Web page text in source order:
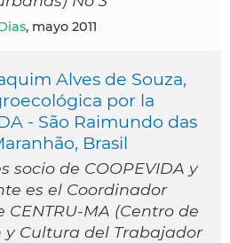
, mayo 2011
Alves de Souza,
por la
- São Raimundo das
Brasil
socio de COOPEVIDA y
es el Coordinador
CENTRU-MA (Centro de
y Cultura del Trabajador